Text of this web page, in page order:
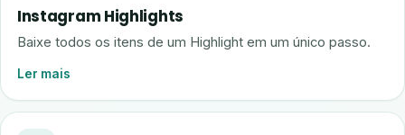
Instagram Highlights
Baixe todos os itens de um Highlight em um único passo.
Ler mais